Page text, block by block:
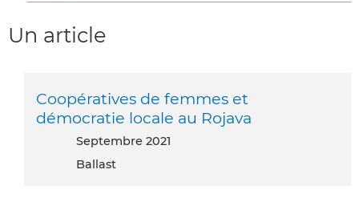
Un article
Coopératives de femmes et
démocratie locale au Rojava
septembre 2021
Ballast